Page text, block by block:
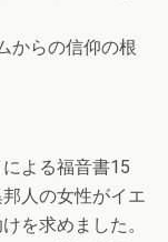
からの信仰の根
よる福音書15
人の女性がイエ
を求めました。